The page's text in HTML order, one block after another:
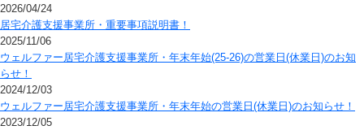
2026/04/24
居宅介護支援事業所・重要事項説明書！
2025/11/06
ウェルファー居宅介護支援事業所・年末年始(25-26)の営業日(休業日)のお知
らせ！
2024/12/03
ウェルファー居宅介護支援事業所・年末年始の営業日(休業日)のお知らせ！
2023/12/05